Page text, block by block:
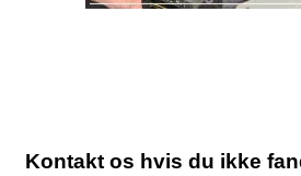
Kontakt os hvis du ikke